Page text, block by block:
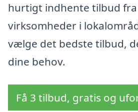
hurtigt indhente tilbud
virksomheder i
vælge det bedste tilbud,
dine behov.
Få 3 tilbud, gratis og